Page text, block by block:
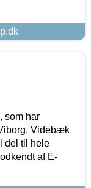
som har
Videbæk
del til hele
af E-